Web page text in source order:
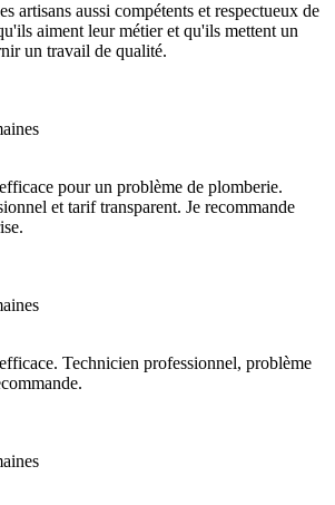
artisans aussi compétents et respectueux de
aiment leur métier et qu'ils mettent un
un travail de qualité.
pour un problème de plomberie.
et tarif transparent. Je recommande
Technicien professionnel, problème